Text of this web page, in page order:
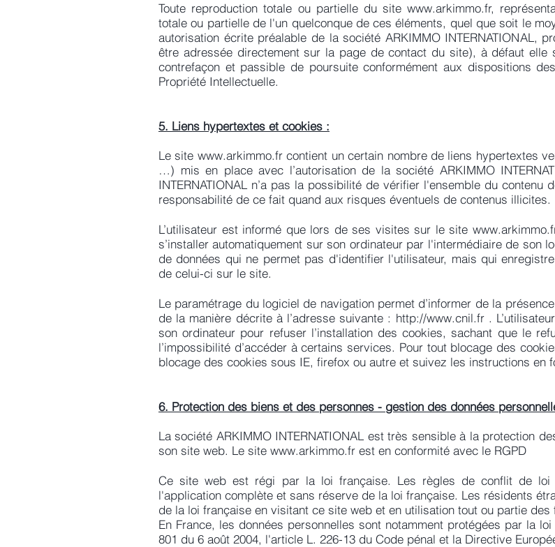
Toute reproduction totale ou partielle du sitewww.arkimmo.fr,
totale ou partielle de l'un quelconque de ces éléments, quel que soit le
autorisation écrite préalable de la société ARKIMMO INTERNATIONAL,
être adressée directement sur la page de contact du site), à défaut elle
contrefaçon et passible de poursuite conformément aux dispositions
Propriété Intellectuelle.
5. Liens hypertextes et cookies :
Le site www.arkimmo.frcontient un certain nombre de liens hypertextes
…) mis en place avec l’autorisation de la société ARKIMMO
INTERNATIONAL n’a pas la possibilité de vérifier l'ensemble du
responsabilité de ce fait quand aux risques éventuels de contenus illicites.
L’utilisateur est informé que lors de ses visites sur le site
s’installer automatiquement sur son ordinateur par l'intermédiaire de son
de données qui ne permet pas d'identifier l'utilisateur, mais qui
de celui-ci sur le site.
Le paramétrage du logiciel de navigation permet d’informer de la
de la manière décrite à l’adresse suivante : http://www.cnil.fr.
son ordinateur pour refuser l’installation des cookies, sachant que le
l’impossibilité d’accéder à certains services. Pour tout blocage des
blocage des cookies sous IE, firefox ou autre et suivez les instructions en
6. Protection des biens et des personnes - gestion des données
La société ARKIMMO INTERNATIONAL est très sensible à la protection
son site web. Le site www.arkimmo.fr est en conformité avec le RGPD
Ce site web est régi par la loi française. Les règles de conflit de loi
l'application complète et sans réserve de la loi française. Les résidents
de la loi française en visitant ce site web et en utilisation tout ou partie
En France, les données personnelles sont notamment protégées par la
801 du 6 août 2004, l'article L. 226-13 du Code pénal et la Directive